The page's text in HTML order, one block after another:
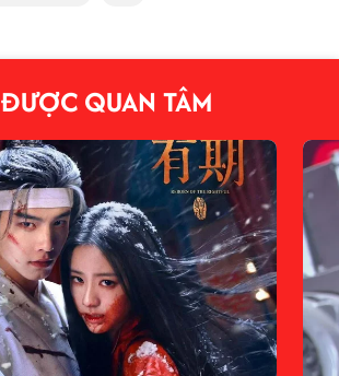
ĐƯỢC QUAN TÂM